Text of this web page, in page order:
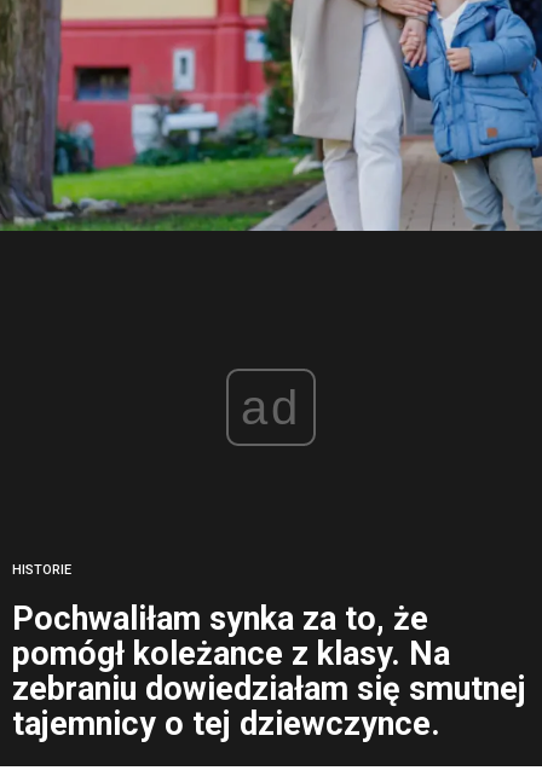
ad
HISTORIE
Pochwaliłam synka za to, że
pomógł koleżance z klasy. Na
zebraniu dowiedziałam się smutnej
tajemnicy o tej dziewczynce.